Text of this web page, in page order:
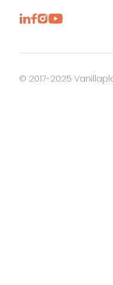
© 2017-2025